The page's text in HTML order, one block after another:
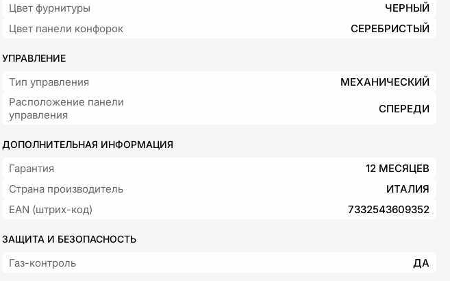
Цвет фурнитуры
ЧЕРНЫЙ
Цвет панели конфорок
СЕРЕБРИСТЫЙ
УПРАВЛЕНИЕ
Тип управления
МЕХАНИЧЕСКИЙ
Расположение панели
управления
СПЕРЕДИ
ДОПОЛНИТЕЛЬНАЯ ИНФОРМАЦИЯ
Гарантия
12 МЕСЯЦЕВ
Страна производитель
ИТАЛИЯ
EAN (штрих-код)
7332543609352
ЗАЩИТА И БЕЗОПАСНОСТЬ
Газ-контроль ДА